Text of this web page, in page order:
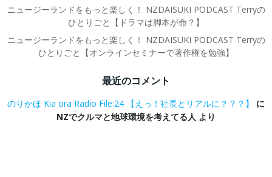
ニュージーランドをもっと楽しく！ NZDAISUKI PODCAST Terryの
ひとりごと【ドラマは脚本が命？】
ニュージーランドをもっと楽しく！ NZDAISUKI PODCAST Terryの
ひとりごと【オンラインセミナーで著作権を勉強】
最近のコメント
のりかほ Kia ora Radio File:24 【えっ！社長とリアルに？？？】
に
NZでクルマと地球環境を考えてる人 より